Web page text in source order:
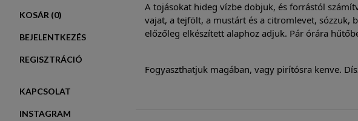
KOSÁR (0)
BEJELENTKEZÉS
REGISZTRÁCIÓ
KAPCSOLAT
INSTAGRAM
A tojásokat hideg vízbe dobjuk, és forrástól
vajat, a tejfölt, a mustárt és a citromlevet, sózzuk,
előzőleg elkészített alaphoz adjuk. Pár órára
Fogyaszthatjuk magában, vagy pirítósra kenve.